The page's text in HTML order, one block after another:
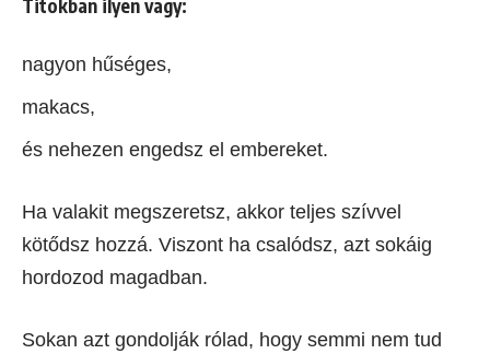
Titokban ilyen vagy:
nagyon hűséges,
makacs,
és nehezen engedsz el embereket.
Ha valakit megszeretsz, akkor teljes szívvel
kötődsz hozzá. Viszont ha csalódsz, azt sokáig
hordozod magadban.
Sokan azt gondolják rólad, hogy semmi nem tud